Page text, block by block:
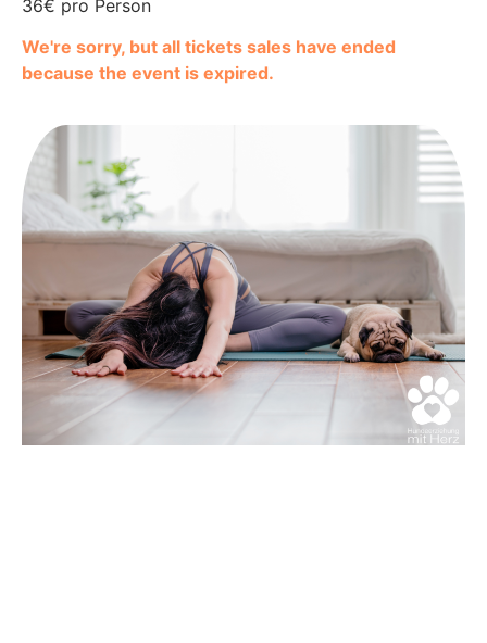
36€ pro Person
We're sorry, but all tickets sales have ended
because the event is expired.